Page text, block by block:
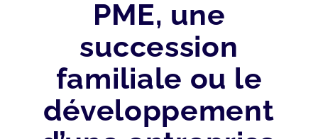
PME, une
succession
familiale ou le
développement